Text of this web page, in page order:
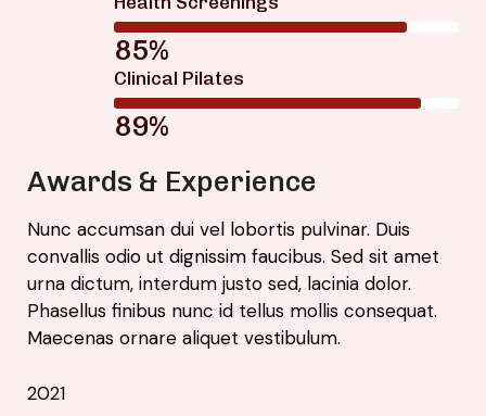
85%
Clinical Pilates
89%
Awards & Experience
Nunc accumsan dui vel lobortis pulvinar. Duis
convallis odio ut dignissim faucibus. Sed sit amet
urna dictum, interdum justo sed, lacinia dolor.
Phasellus finibus nunc id tellus mollis consequat.
Maecenas ornare aliquet vestibulum.
2021